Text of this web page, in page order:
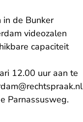
de Bunker
videozalen
capaciteit
12.00 uur aan te
Parnassusweg.